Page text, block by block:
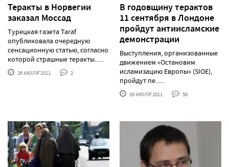
Теракты в Норвегии
заказал Моссад
Турецкая газета Taraf
опубликовала очередную
сенсационную статью, согласно
которой страшные теракты......
26 ИЮЛЯ'2011 2
В годовщину терактов
11 сентября в Лондоне
пройдут антиисламские
демонстрации
Выступления, организованные
движением «Остановим
исламизацию Европы» (SIOE),
пройдут пе......
26 ИЮЛЯ'2011 58